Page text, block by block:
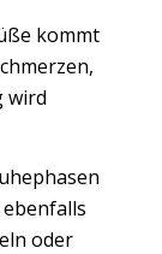
kommt
wird
oder